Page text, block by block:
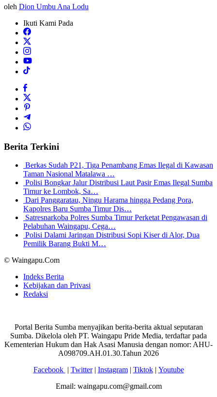
oleh Dion Umbu Ana Lodu
Ikuti Kami Pada
Berita Terkini
Berkas Sudah P21, Tiga Penambang Emas Ilegal di Kawasan
Taman Nasional Matalawa …
Polisi Bongkar Jalur Distribusi Laut Pasir Emas Ilegal Sumba
Timur ke Lombok, Sa…
Dari Panggaratau, Ningu Harama hingga Pedang Pora,
Kapolres Baru Sumba Timur Dis…
Satresnarkoba Polres Sumba Timur Perketat Pengawasan di
Pelabuhan Waingapu, Cega…
Polisi Dalami Jaringan Distribusi Sopi Kiser di Alor, Dua
Pemilik Barang Bukti M…
© Waingapu.Com
Indeks Berita
Kebijakan dan Privasi
Redaksi
Portal Berita Sumba menyajikan berita-berita aktual seputaran
Sumba. Dikelola oleh PT. Waingapu Pride Media, terdaftar pada
Kementerian Hukum dan Hak Asasi Manusia dengan nomor: AHU-
A098709.AH.01.30.Tahun 2026
Facebook | Twitter| Instagram| Tiktok| Youtube
Email: waingapu.com@gmail.com